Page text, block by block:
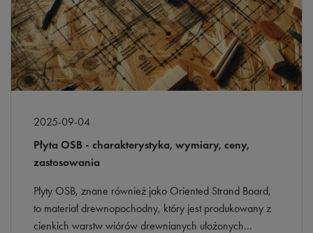
2025-09-04
Płyta OSB - charakterystyka, wymiary, ceny,
zastosowania
Płyty OSB, znane również jako Oriented Strand Board,
to materiał drewnopochodny, który jest produkowany z
cienkich warstw wiórów drewnianych ułożonych